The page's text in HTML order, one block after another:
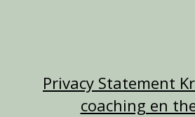
Privacy Statement
coaching en